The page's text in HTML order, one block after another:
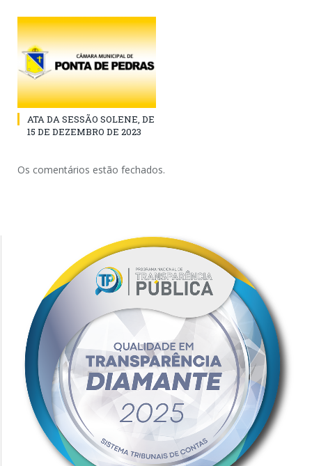
ATA DA SESSÃO SOLENE, DE
15 DE DEZEMBRO DE 2023
Os comentários estão fechados.